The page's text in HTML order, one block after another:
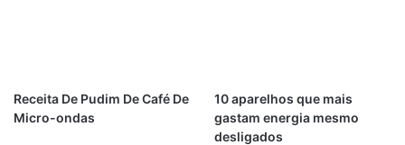
Receita De Pudim De Café De
Micro-ondas
10 aparelhos que mais
gastam energia mesmo
desligados